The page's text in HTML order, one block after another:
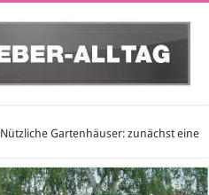
Nützliche Gartenhäuser: zunächst eine